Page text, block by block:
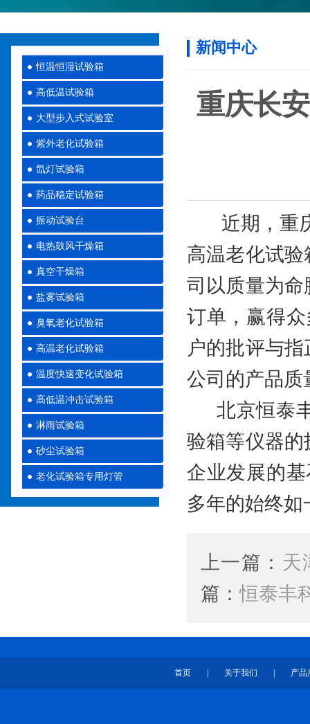
恒温恒湿试验箱
高低温试验箱
大型步入式试验室
紫外老化试验箱
氙灯试验箱
药品稳定试验箱
振动试验台
电热鼓风干燥箱
真空干燥箱
盐雾试验箱
臭氧老化试验箱
高温老化试验箱
温度快速变化试验箱
高低温冲击试验箱
淋雨试验箱
砂尘试验箱
老化试验箱专用灯管
新闻中心
重庆长
近期，重庆
高温老化试
司以质量为
订单，赢得
户的批评与
公司的产品质
北京恒泰丰
验箱等仪器
企业发展的
多年的始终
上一篇： 天
篇：恒泰丰
首页 关于我们 产品